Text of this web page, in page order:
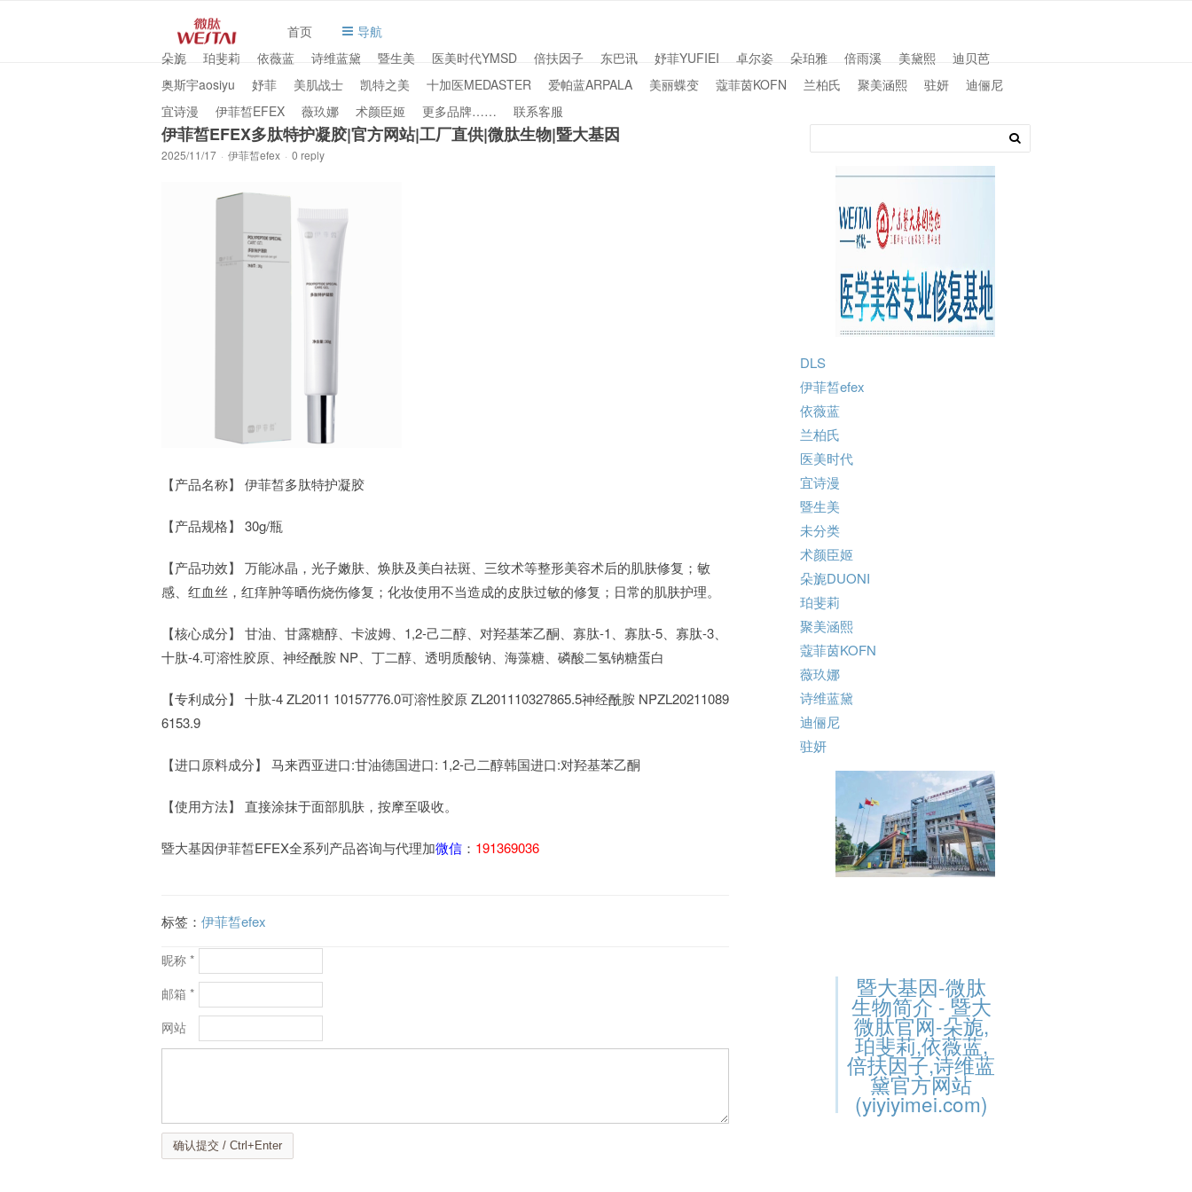
首页
导航
朵旎
珀斐莉 依薇蓝 诗维蓝黛 暨生美 医美时代YMSD 倍扶因子 东巴讯 妤菲YUFIEI 卓尔姿 朵珀雅 倍雨溪 美黛熙
迪贝芭
奥斯宇aosiyu
妤菲 美肌战士 凯特之美 十加医MEDASTER 爱帕蓝ARPALA 美丽蝶变 蔻菲茵KOFN 兰柏氏 聚美涵熙 驻妍
迪俪尼
宜诗漫
伊菲皙EFEX 薇玖娜 术颜臣姬 更多品牌…… 联系客服
伊菲皙EFEX多肽特护凝胶|官方网站|工厂直供|微肽生物|暨大基因
2025/11/17 · 伊菲皙efex · 0 reply
【产品名称】 伊菲皙多肽特护凝胶
【产品规格】 30g/瓶
【产品功效】 万能冰晶，光子嫩肤、焕肤及美白祛斑、三纹术等整形美容术后的肌肤修复；敏
感、红血丝，红痒肿等晒伤烧伤修复；化妆使用不当造成的皮肤过敏的修复；日常的肌肤护理。
【核心成分】 甘油、甘露糖醇、卡波姆、1,2-己二醇、对羟基苯乙酮、寡肽-1、寡肽-5、寡肽-3、
十肽-4.可溶性胶原、神经酰胺 NP、丁二醇、透明质酸钠、海藻糖、磷酸二氢钠糖蛋白
【专利成分】 十肽-4 ZL2011 10157776.0可溶性胶原 ZL201110327865.5神经酰胺 NPZL20211089
6153.9
【进口原料成分】 马来西亚进口:甘油德国进口: 1,2-己二醇韩国进口:对羟基苯乙酮
【使用方法】 直接涂抹于面部肌肤，按摩至吸收。
暨大基因伊菲皙EFEX全系列产品咨询与代理加微信 ： 191369036
标签： 伊菲皙efex
昵称 *
邮箱 *
网站
DLS
伊菲皙efex
依薇蓝
兰柏氏
医美时代
宜诗漫
暨生美
未分类
术颜臣姬
朵旎DUONI
珀斐莉
聚美涵熙
蔻菲茵KOFN
薇玖娜
诗维蓝黛
迪俪尼
驻妍
暨大基因-微肽
生物简介 - 暨大
微肽官网-朵旎,
珀斐莉,依薇蓝,
倍扶因子,诗维蓝
黛官方网站
(yiyiyimei.com)